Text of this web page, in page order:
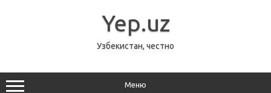
Yep.uz
Узбекистан, честно
Меню